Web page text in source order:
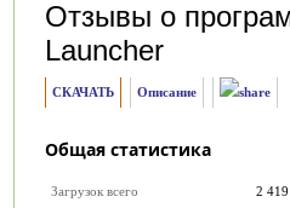
Отзывы о
Launcher
СКАЧАТЬ Описание
Общая статистика
Загрузок всего
2 419